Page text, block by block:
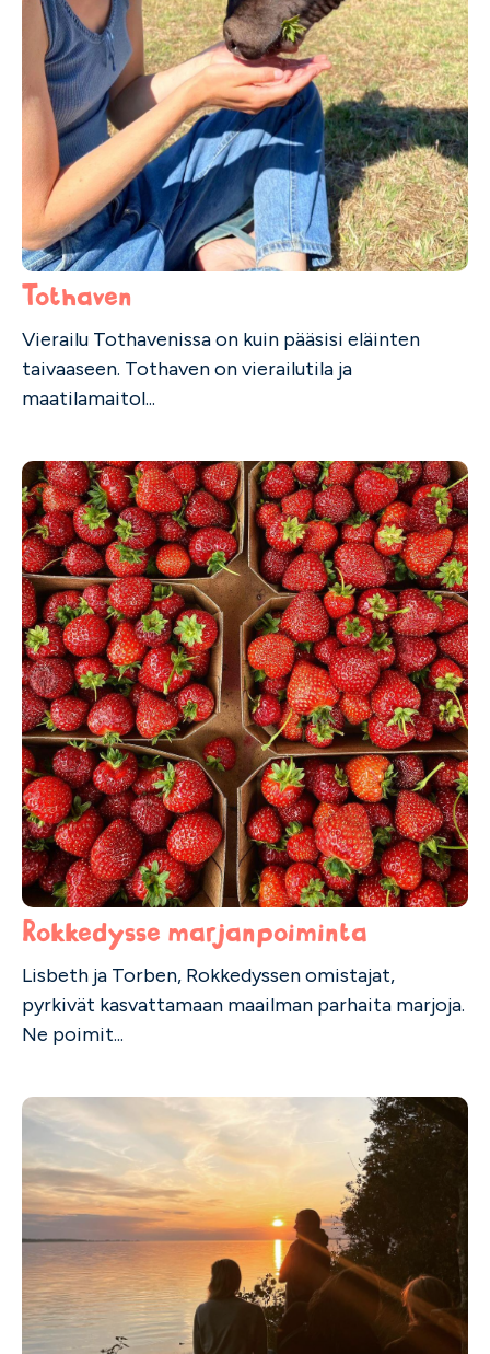
Tothaven
Vierailu Tothavenissa on kuin pääsisi eläinten
taivaaseen. Tothaven on vierailutila ja
maatilamaitol...
Rokkedysse marjanpoiminta
Lisbeth ja Torben, Rokkedyssen omistajat,
pyrkivät kasvattamaan maailman parhaita marjoja.
Ne poimit...